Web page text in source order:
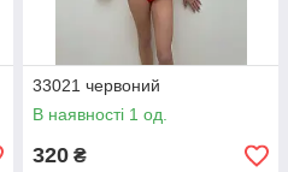
33021 червоний
В наявності 1 од.
320 ₴